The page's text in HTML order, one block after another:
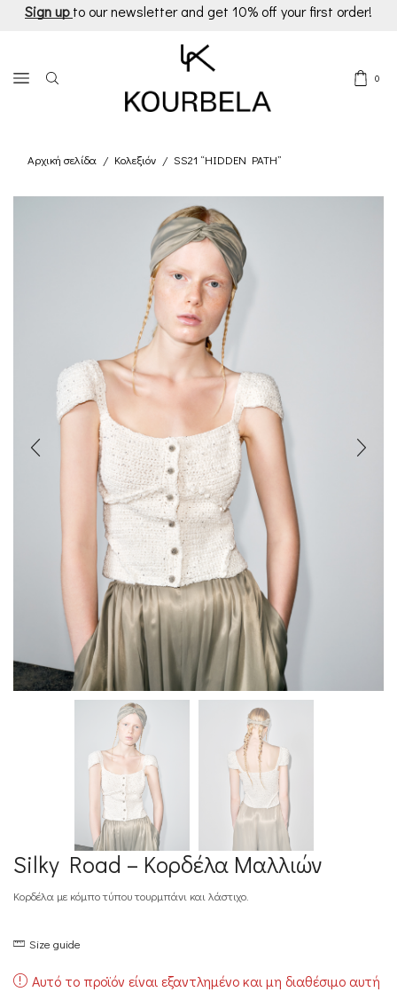
Sign up to our newsletter and get 10% off your first order!
0
Αρχική σελίδα / Κολεξιόν / SS21 “HIDDEN PATH”
Silky Road – Κορδέλα Μαλλιών
Κορδέλα με κόμπο τύπου τουρμπάνι και λάστιχο.
Size guide
Αυτό το προϊόν είναι εξαντλημένο και μη διαθέσιμο αυτή